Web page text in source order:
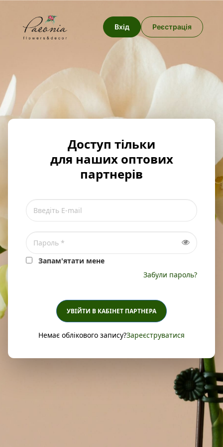
Вхід Реєстрація
Доступ тільки
для наших оптових
партнерів
Запам'ятати мене
Забули пароль?
УВІЙТИ В КАБІНЕТ ПАРТНЕРА
Немає облікового запису?Зареєструватися